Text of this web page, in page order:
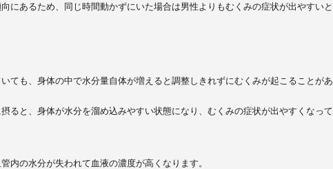
にあるため、同じ時間動かずにいた場合は男性よりもむくみの症状が出やすいと
ても、身体の中で水分量自体が増えると調整しきれずにむくみが起こることがあ
ると、身体が水分を溜め込みやすい状態になり、むくみの症状が出やすくなって
内の水分が失われて血液の濃度が高くなります。